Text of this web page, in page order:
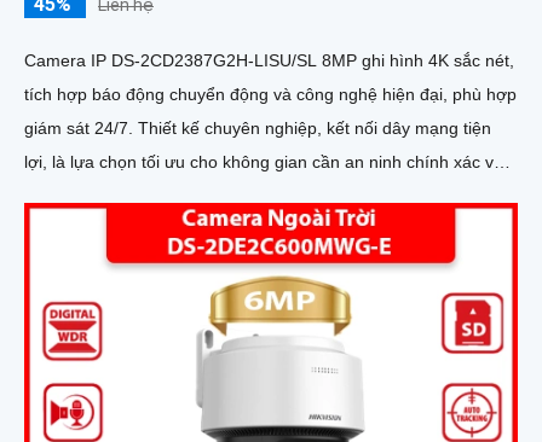
Liên hệ
Camera IP DS-2CD2387G2H-LISU/SL 8MP ghi hình 4K sắc nét,
tích hợp báo động chuyển động và công nghệ hiện đại, phù hợp
giám sát 24/7. Thiết kế chuyên nghiệp, kết nối dây mạng tiện
lợi, là lựa chọn tối ưu cho không gian cần an ninh chính xác và